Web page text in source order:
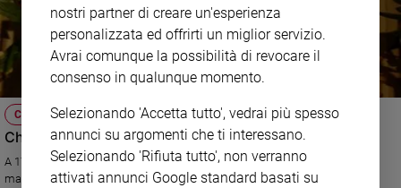
CHIESA
Chiara Luce Badano, la ragazza che illuminò la morte
A 17 anni reagisce al tumore con il sorriso, trasformando il calvario della
malattia in un abbraccio fiducioso con la croce. Il suo segreto? Sentirsi
nostri partner di creare un'esperienza
personalizzata ed offrirti un miglior servizio.
Avrai comunque la possibilità di revocare il
consenso in qualunque momento.
Selezionando 'Accetta tutto', vedrai più spesso
annunci su argomenti che ti interessano.
Selezionando 'Rifiuta tutto', non verranno
attivati annunci Google standard basati su